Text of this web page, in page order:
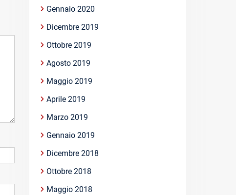
Gennaio 2020
Dicembre 2019
Ottobre 2019
Agosto 2019
Maggio 2019
Aprile 2019
Marzo 2019
Gennaio 2019
Dicembre 2018
Ottobre 2018
Maggio 2018